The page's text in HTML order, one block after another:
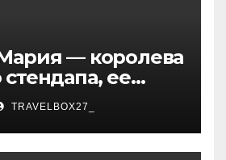
— королева
ее
самые
и
TRAVELBOX27_